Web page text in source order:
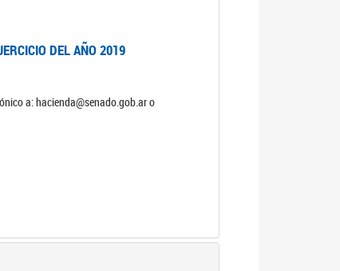
DEL AÑO 2019
a: hacienda@senado.gob.ar o